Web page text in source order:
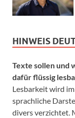
HINWEIS
Texte sollen und
dafür flüssig
Lesbarkeit wird
sprachliche
divers verzichtet.